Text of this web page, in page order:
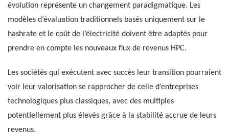
évolution représente un changement paradigmatique. Les
modèles d’évaluation traditionnels basés uniquement sur le
hashrate et le coût de l’électricité doivent être adaptés pour
prendre en compte les nouveaux flux de revenus HPC.
Les sociétés qui exécutent avec succès leur transition pourraient
voir leur valorisation se rapprocher de celle d’entreprises
technologiques plus classiques, avec des multiples
potentiellement plus élevés grâce à la stabilité accrue de leurs
revenus.